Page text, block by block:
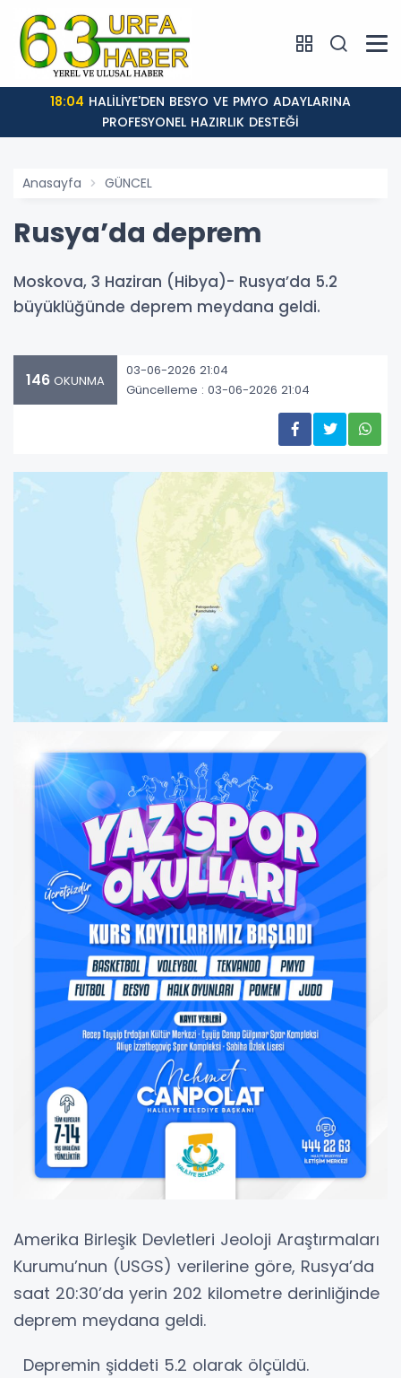
18:04
PROFESYONEL HAZIRLIK DESTEĞİ
Anasayfa GÜNCEL
Rusya’da deprem
Moskova, 3 Haziran (Hibya)- Rusya’da 5.2
büyüklüğünde deprem meydana geldi.
146 OKUNMA
03-06-2026 21:04
Güncelleme : 03-06-2026 21:04
Amerika Birleşik Devletleri Jeoloji Araştırmaları
Kurumu’nun (USGS) verilerine göre, Rusya’da
saat 20:30’da yerin 202 kilometre derinliğinde
deprem meydana geldi.
Depremin şiddeti 5.2 olarak ölçüldü.